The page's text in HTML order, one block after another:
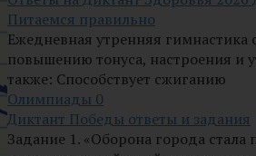
Питаемся правильно
Ежедневная утренняя гимнастика
повышению тонуса, настроения и
также: Способствует сжиганию
Олимпиады 0
Диктант Победы ответы и задания
Задание 1. «Оборона города